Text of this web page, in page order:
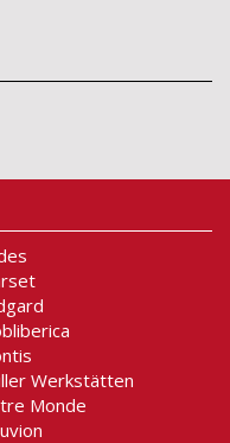
Werkstätten
Monde